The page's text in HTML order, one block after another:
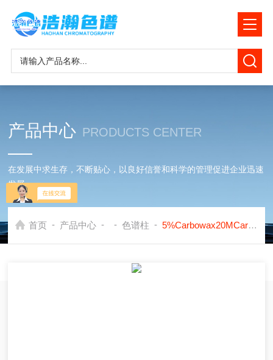
产品中心 PRODUCTS CENTER
在发展中求生存，不断贴心，以良好信誉和科学的管理促进企业迅速
发展
首页 - 产品中心 - - 色谱柱 - 5%Carbowax20MCarbowax20M Carbopack B填充色谱柱岛津